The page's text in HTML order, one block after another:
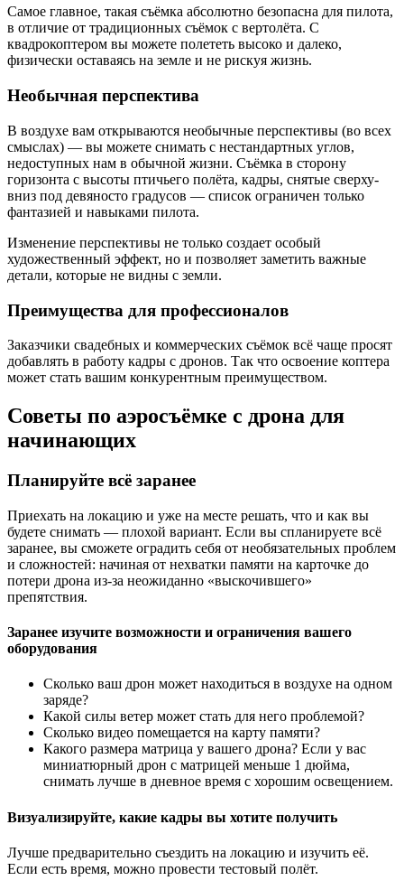
Самое главное, такая съёмка абсолютно безопасна для пилота,
в отличие от традиционных съёмок с вертолёта. С
квадрокоптером вы можете полететь высоко и далеко,
физически оставаясь на земле и не рискуя жизнь.
Необычная перспектива
В воздухе вам открываются необычные перспективы (во всех
смыслах) — вы можете снимать с нестандартных углов,
недоступных нам в обычной жизни. Съёмка в сторону
горизонта с высоты птичьего полёта, кадры, снятые сверху-
вниз под девяносто градусов — список ограничен только
фантазией и навыками пилота.
Изменение перспективы не только создает особый
художественный эффект, но и позволяет заметить важные
детали, которые не видны с земли.
Преимущества для профессионалов
Заказчики свадебных и коммерческих съёмок всё чаще просят
добавлять в работу кадры с дронов. Так что освоение коптера
может стать вашим конкурентным преимуществом.
Советы по аэросъёмке с дрона для
начинающих
Планируйте всё заранее
Приехать на локацию и уже на месте решать, что и как вы
будете снимать — плохой вариант. Если вы спланируете всё
заранее, вы сможете оградить себя от необязательных проблем
и сложностей: начиная от нехватки памяти на карточке до
потери дрона из-за неожиданно «выскочившего»
препятствия.
Заранее изучите возможности и ограничения вашего
оборудования
Сколько ваш дрон может находиться в воздухе на одном
заряде?
Какой силы ветер может стать для него проблемой?
Сколько видео помещается на карту памяти?
Какого размера матрица у вашего дрона? Если у вас
миниатюрный дрон с матрицей меньше 1 дюйма,
снимать лучше в дневное время с хорошим освещением.
Визуализируйте, какие кадры вы хотите получить
Лучше предварительно съездить на локацию и изучить её.
Если есть время, можно провести тестовый полёт.